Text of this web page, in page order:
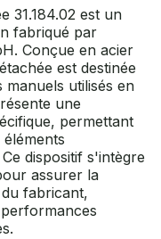
31.184.02 est un
fabriqué par
Conçue en acier
est destinée
manuels utilisés en
une
permettant
dispositif s'intègre
assurer la
fabricant,